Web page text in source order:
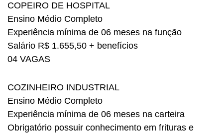
COPEIRO DE HOSPITAL
Ensino Médio Completo
Experiência mínima de 06 meses na função
Salário R$ 1.655,50 + benefícios
04 VAGAS
COZINHEIRO INDUSTRIAL
Ensino Médio Completo
Experiência mínima de 06 meses na carteira
Obrigatório possuir conhecimento em frituras e